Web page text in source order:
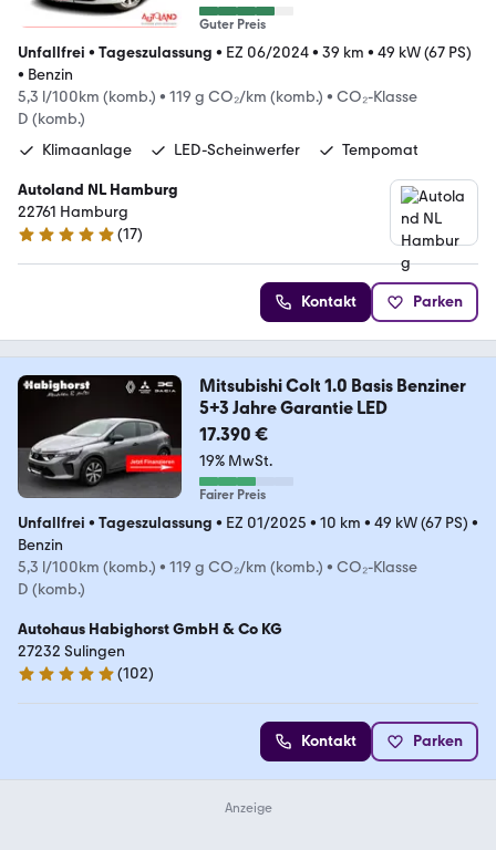
Guter Preis
Unfallfrei • Tageszulassung • EZ 06/2024• 39 km • 49 kW (67 PS)
• Benzin
5,3 l/100km (komb.) • 119 g CO₂/km (komb.) • CO₂-Klasse
D (komb.)
Klimaanlage
LED-Scheinwerfer Tempomat
Autoland NL Hamburg
22761 Hamburg
4.9 Sterne
(17)
Kontakt Parken
Mitsubishi Colt 1.0 Basis Benziner
5+3 Jahre Garantie LED
17.390 €
19% MwSt.
Fairer Preis
Unfallfrei • Tageszulassung • EZ 01/2025 • 10 km • 49 kW (67 PS) •
Benzin
5,3 l/100km (komb.) • 119 g CO₂/km (komb.) • CO₂-Klasse
D (komb.)
Autohaus Habighorst GmbH & Co KG
27232 Sulingen
5 Sterne
(102)
Kontakt Parken